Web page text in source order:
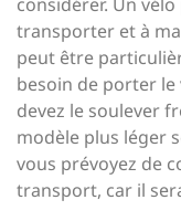
transporter et à
peut être
besoin de porter le
devez le soulever
modèle plus léger
vous prévoyez de
transport, car il